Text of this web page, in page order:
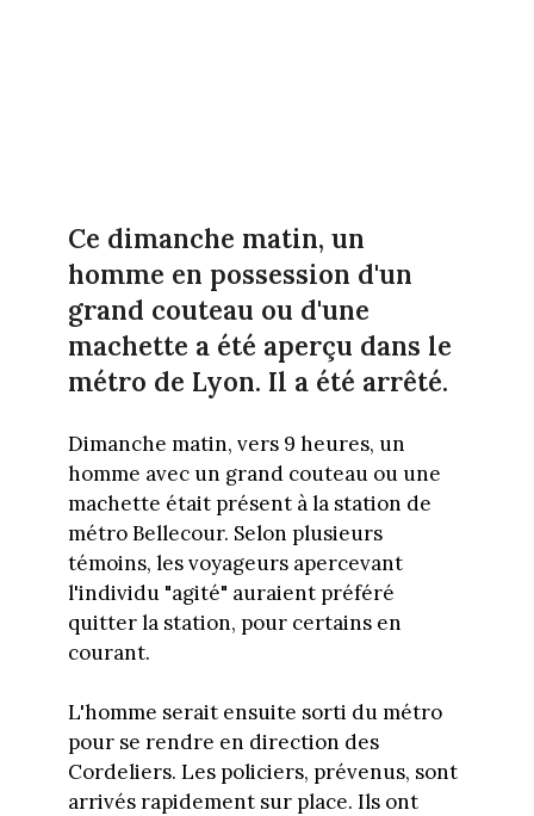
Ce dimanche matin, un
homme en possession d'un
grand couteau ou d'une
machette a été aperçu dans le
métro de Lyon. Il a été arrêté.
Dimanche matin, vers 9 heures, un
homme avec un grand couteau ou une
machette était présent à la station de
métro Bellecour. Selon plusieurs
témoins, les voyageurs apercevant
l'individu "agité" auraient préféré
quitter la station, pour certains en
courant.
L'homme serait ensuite sorti du métro
pour se rendre en direction des
Cordeliers. Les policiers, prévenus, sont
arrivés rapidement sur place. Ils ont